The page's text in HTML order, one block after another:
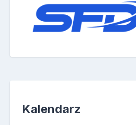
Kalendarz